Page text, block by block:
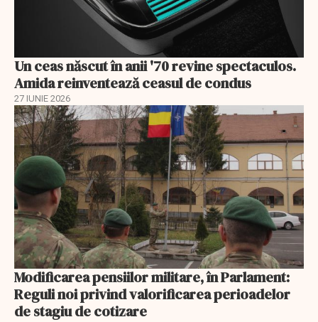
Un ceas născut în anii '70 revine spectaculos.
Amida reinventează ceasul de condus
27 IUNIE 2026
Modificarea pensiilor militare, în Parlament:
Reguli noi privind valorificarea perioadelor
de stagiu de cotizare